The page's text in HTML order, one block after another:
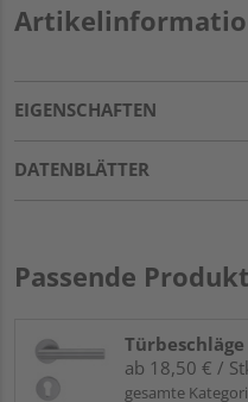
EIGENSCHAFTEN
DATENBLÄTTER
Passende
Türbeschläge
ab 18,50 € /
gesamte